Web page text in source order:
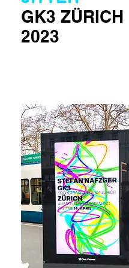
GK3 ZÜRICH
2023